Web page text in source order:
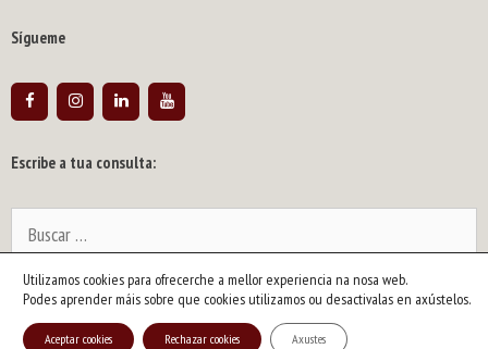
Sígueme
Escribe a tua consulta:
2026 © Siro | Artista y escritor gallego. Dibujante de humor y caricaturista
político. Pintor y ensayista |info@siroartista.com| Aviso legal y política de
Utilizamos cookies para ofrecerche a mellor experiencia na nosa web.
Podes aprender máis sobre que cookies utilizamos ou desactivalas en axústelos.
Aceptar cookies Rechazar cookies Axustes